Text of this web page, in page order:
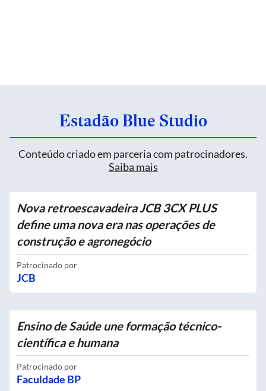
Estadão Blue Studio
Conteúdo criado em parceria com patrocinadores.
Saiba mais
Nova retroescavadeira JCB 3CX PLUS
define uma nova era nas operações de
construção e agronegócio
Patrocinado por
JCB
Ensino de Saúde une formação técnico-
científica e humana
Patrocinado por
Faculdade BP